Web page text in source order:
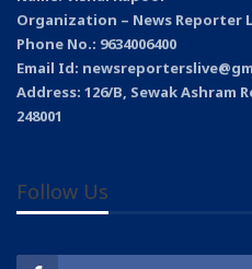
Organization – News Reporter
Phone No.: 9634006400
Email Id:
Address: 126/B, Sewak
248001
Follow Us